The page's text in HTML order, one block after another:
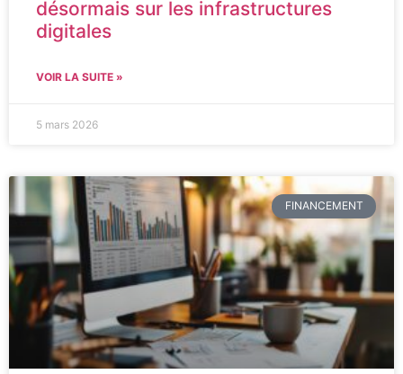
désormais sur les infrastructures
digitales
VOIR LA SUITE »
5 mars 2026
FINANCEMENT